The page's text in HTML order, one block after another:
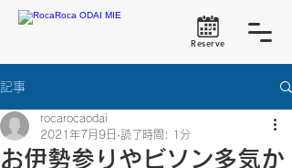
Reserve
記事
お伊勢参りやビソン多気か
rocarocaodai
2021年7月9日 読了時間: 1分